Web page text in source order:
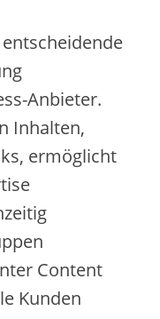
Anbieter.
Inhalten,
ermöglicht
Content
Kunden